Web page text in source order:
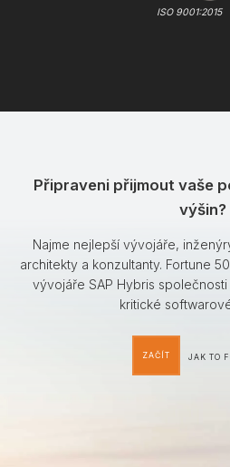
ISO 9001:2015
Připraveni přijmout vaše
výšin?
Najme nejlepší vývojáře,
architekty a konzultanty. Fortune
vývojáře SAP Hybris
kritické
ZAČÍT JAK TO